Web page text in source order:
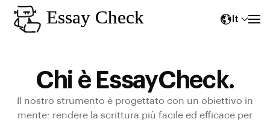
It
Chi è EssayCheck.
Il nostro strumento è progettato con un obiettivo in
mente: rendere la scrittura più facile ed efficace per